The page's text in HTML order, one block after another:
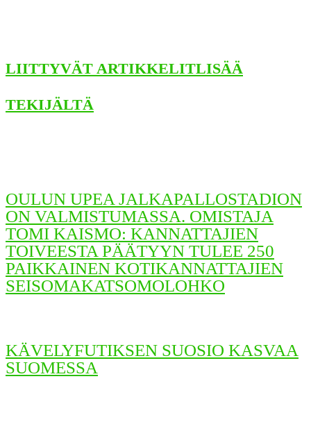
LIITTYVÄT ARTIKKELITLISÄÄ
TEKIJÄLTÄ
OULUN UPEA JALKAPALLOSTADION
ON VALMISTUMASSA. OMISTAJA
TOMI KAISMO: KANNATTAJIEN
TOIVEESTA PÄÄTYYN TULEE 250
PAIKKAINEN KOTIKANNATTAJIEN
SEISOMAKATSOMOLOHKO
KÄVELYFUTIKSEN SUOSIO KASVAA
SUOMESSA